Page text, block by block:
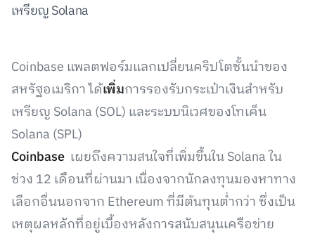
เหรียญ Solana
Coinbase แพลตฟอร์มแลกเปลี่ยนคริปโตชั้นนำของ
สหรัฐอเมริกา ได้เพิ่มการรองรับกระเป๋าเงินสำหรับ
เหรียญ Solana (SOL) และระบบนิเวศของโทเค็น
Solana (SPL)
Coinbase เผยถึงความสนใจที่เพิ่มขึ้นใน Solana ใน
ช่วง 12 เดือนที่ผ่านมา เนื่องจากนักลงทุนมองหาทาง
เลือกอื่นนอกจาก Ethereum ที่มีต้นทุนต่ำกว่า ซึ่งเป็น
เหตุผลหลักที่อยู่เบื้องหลังการสนับสนุนเครือข่าย